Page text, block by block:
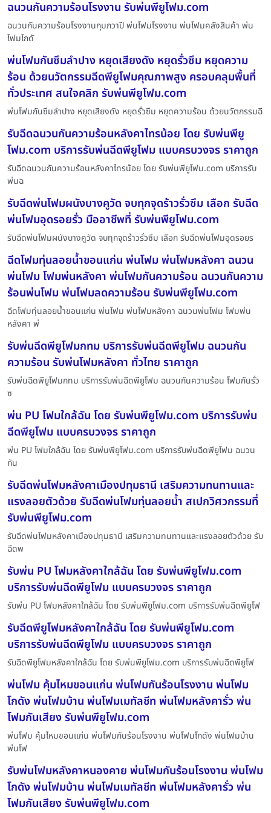
ฉนวนกันความร้อนโรงงาน รับพ่นพียูโฟม.com
ฉนวนกันความร้อนโรงงานกุมภวาปี พ่นโฟมโรงงาน พ่นโฟมคลังสินค้า พ่น
โฟมโกดั
พ่นโฟมกันซึมลำปาง หยุดเสียงดัง หยุดรั่วซึม หยุดความ
ร้อน ด้วยนวัตกรรมฉีดพียูโฟมคุณภาพสูง ครอบคลุมพื้นที่
ทั่วประเทศ สนใจคลิก รับพ่นพียูโฟม.com
พ่นโฟมกันซึมลำปาง หยุดเสียงดัง หยุดรั่วซึม หยุดความร้อน ด้วยนวัตกรรมฉี
รับฉีดฉนวนกันความร้อนหลังคาไทรน้อย โดย รับพ่นพียู
โฟม.com บริการรับพ่นฉีดพียูโฟม แบบครบวงจร ราคาถูก
รับฉีดฉนวนกันความร้อนหลังคาไทรน้อย โดย รับพ่นพียูโฟม.com บริการรับ
พ่นฉ
รับฉีดพ่นโฟมผนังบางคูวัด จบทุกจุดร้าวรั่วซึม เลือก รับฉีด
พ่นโฟมอุดรอยรั่ว มืออาชีพที่ รับพ่นพียูโฟม.com
รับฉีดพ่นโฟมผนังบางคูวัด จบทุกจุดร้าวรั่วซึม เลือก รับฉีดพ่นโฟมอุดรอยร
ฉีดโฟมทุ่นลอยน้ำขอนแก่น พ่นโฟม พ่นโฟมหลังคา ฉนวน
พ่นโฟม โฟมพ่นหลังคา พ่นโฟมกันความร้อน ฉนวนกันความ
ร้อนพ่นโฟม พ่นโฟมลดความร้อน รับพ่นพียูโฟม.com
ฉีดโฟมทุ่นลอยน้ำขอนแก่น พ่นโฟม พ่นโฟมหลังคา ฉนวนพ่นโฟม โฟมพ่น
หลังคา พ่
รับพ่นฉีดพียูโฟมกทม บริการรับพ่นฉีดพียูโฟม ฉนวนกัน
ความร้อน รับพ่นโฟมหลังคา ทั่วไทย ราคาถูก
รับพ่นฉีดพียูโฟมกทม บริการรับพ่นฉีดพียูโฟม ฉนวนกันความร้อน โฟมกันรั่ว
ซ
พ่น PU โฟมใกล้ฉัน โดย รับพ่นพียูโฟม.com บริการรับพ่น
ฉีดพียูโฟม แบบครบวงจร ราคาถูก
พ่น PU โฟมใกล้ฉัน โดย รับพ่นพียูโฟม.com บริการรับพ่นฉีดพียูโฟม ฉนวน
กัน
รับฉีดพ่นโฟมหลังคาเมืองปทุมธานี เสริมความทนทานและ
แรงลอยตัวด้วย รับฉีดพ่นโฟมทุ่นลอยน้ำ สเปกวิศวกรรมที่
รับพ่นพียูโฟม.com
รับฉีดพ่นโฟมหลังคาเมืองปทุมธานี เสริมความทนทานและแรงลอยตัวด้วย รับ
ฉีดพ
รับพ่น PU โฟมหลังคาใกล้ฉัน โดย รับพ่นพียูโฟม.com
บริการรับพ่นฉีดพียูโฟม แบบครบวงจร ราคาถูก
รับพ่น PU โฟมหลังคาใกล้ฉัน โดย รับพ่นพียูโฟม.com บริการรับพ่นฉีดพียูโฟ
รับฉีดพียูโฟมหลังคาใกล้ฉัน โดย รับพ่นพียูโฟม.com
บริการรับพ่นฉีดพียูโฟม แบบครบวงจร ราคาถูก
รับฉีดพียูโฟมหลังคาใกล้ฉัน โดย รับพ่นพียูโฟม.com บริการรับพ่นฉีดพียูโฟ
พ่นโฟม คุ้มไหมขอนแก่น พ่นโฟมกันร้อนโรงงาน พ่นโฟม
โกดัง พ่นโฟมบ้าน พ่นโฟมเมทัลชีท พ่นโฟมหลังคารั่ว พ่น
โฟมกันเสียง รับพ่นพียูโฟม.com
พ่นโฟม คุ้มไหมขอนแก่น พ่นโฟมกันร้อนโรงงาน พ่นโฟมโกดัง พ่นโฟมบ้าน
พ่นโฟ
รับพ่นโฟมหลังคาหนองคาย พ่นโฟมกันร้อนโรงงาน พ่นโฟม
โกดัง พ่นโฟมบ้าน พ่นโฟมเมทัลชีท พ่นโฟมหลังคารั่ว พ่น
โฟมกันเสียง รับพ่นพียูโฟม.com